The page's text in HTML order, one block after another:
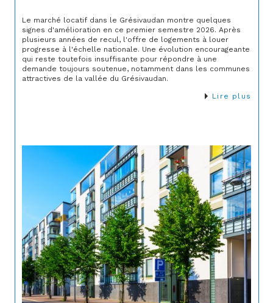
Le marché locatif dans le Grésivaudan montre quelques
signes d'amélioration en ce premier semestre 2026. Après
plusieurs années de recul, l'offre de logements à louer
progresse à l'échelle nationale. Une évolution encourageante
qui reste toutefois insuffisante pour répondre à une
demande toujours soutenue, notamment dans les communes
attractives de la vallée du Grésivaudan.
Lire plus